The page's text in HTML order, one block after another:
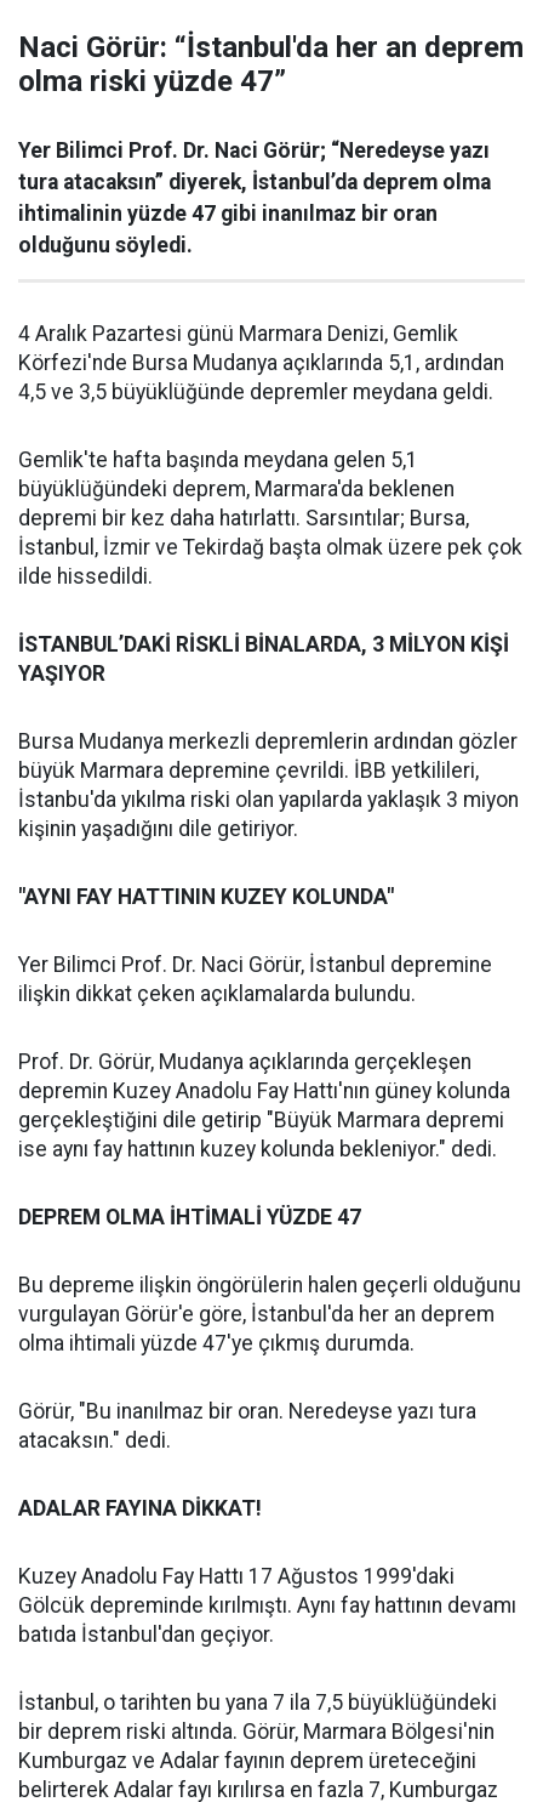
Naci Görür: “İstanbul'da her an deprem
olma riski yüzde 47”
Yer Bilimci Prof. Dr. Naci Görür; “Neredeyse yazı
tura atacaksın” diyerek, İstanbul’da deprem olma
ihtimalinin yüzde 47 gibi inanılmaz bir oran
olduğunu söyledi.
4 Aralık Pazartesi günü Marmara Denizi, Gemlik
Körfezi'nde Bursa Mudanya açıklarında 5,1, ardından
4,5 ve 3,5 büyüklüğünde depremler meydana geldi.
Gemlik'te hafta başında meydana gelen 5,1
büyüklüğündeki deprem, Marmara'da beklenen
depremi bir kez daha hatırlattı. Sarsıntılar; Bursa,
İstanbul, İzmir ve Tekirdağ başta olmak üzere pek çok
ilde hissedildi.
İSTANBUL’DAKİ RİSKLİ BİNALARDA, 3 MİLYON KİŞİ
YAŞIYOR
Bursa Mudanya merkezli depremlerin ardından gözler
büyük Marmara depremine çevrildi. İBB yetkilileri,
İstanbu'da yıkılma riski olan yapılarda yaklaşık 3 miyon
kişinin yaşadığını dile getiriyor.
"AYNI FAY HATTININ KUZEY KOLUNDA"
Yer Bilimci Prof. Dr. Naci Görür, İstanbul depremine
ilişkin dikkat çeken açıklamalarda bulundu.
Prof. Dr. Görür, Mudanya açıklarında gerçekleşen
depremin Kuzey Anadolu Fay Hattı'nın güney kolunda
gerçekleştiğini dile getirip "Büyük Marmara depremi
ise aynı fay hattının kuzey kolunda bekleniyor." dedi.
DEPREM OLMA İHTİMALİ YÜZDE 47
Bu depreme ilişkin öngörülerin halen geçerli olduğunu
vurgulayan Görür'e göre, İstanbul'da her an deprem
olma ihtimali yüzde 47'ye çıkmış durumda.
Görür, "Bu inanılmaz bir oran. Neredeyse yazı tura
atacaksın." dedi.
ADALAR FAYINA DİKKAT!
Kuzey Anadolu Fay Hattı 17 Ağustos 1999'daki
Gölcük depreminde kırılmıştı. Aynı fay hattının devamı
batıda İstanbul'dan geçiyor.
İstanbul, o tarihten bu yana 7 ila 7,5 büyüklüğündeki
bir deprem riski altında. Görür, Marmara Bölgesi'nin
Kumburgaz ve Adalar fayının deprem üreteceğini
belirterek Adalar fayı kırılırsa en fazla 7, Kumburgaz